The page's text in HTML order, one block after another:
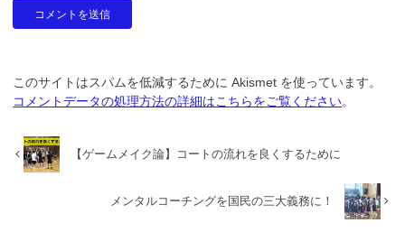
このサイトはスパムを低減するために Akismet を使っています。
コメントデータの処理方法の詳細はこちらをご覧ください。
【ゲームメイク論】コートの流れを良くするために
メンタルコーチングを国民の三大義務に！